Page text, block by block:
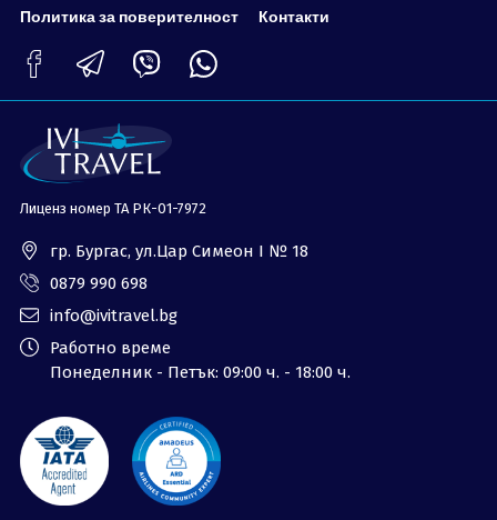
Политика за поверителност
Контакти
Лиценз номер ТА РК-01-7972
гр. Бургас, ул.Цар Симеон I № 18
0879 990 698
info@ivitravel.bg
Работно време
Понеделник - Петък: 09:00 ч. - 18:00 ч.